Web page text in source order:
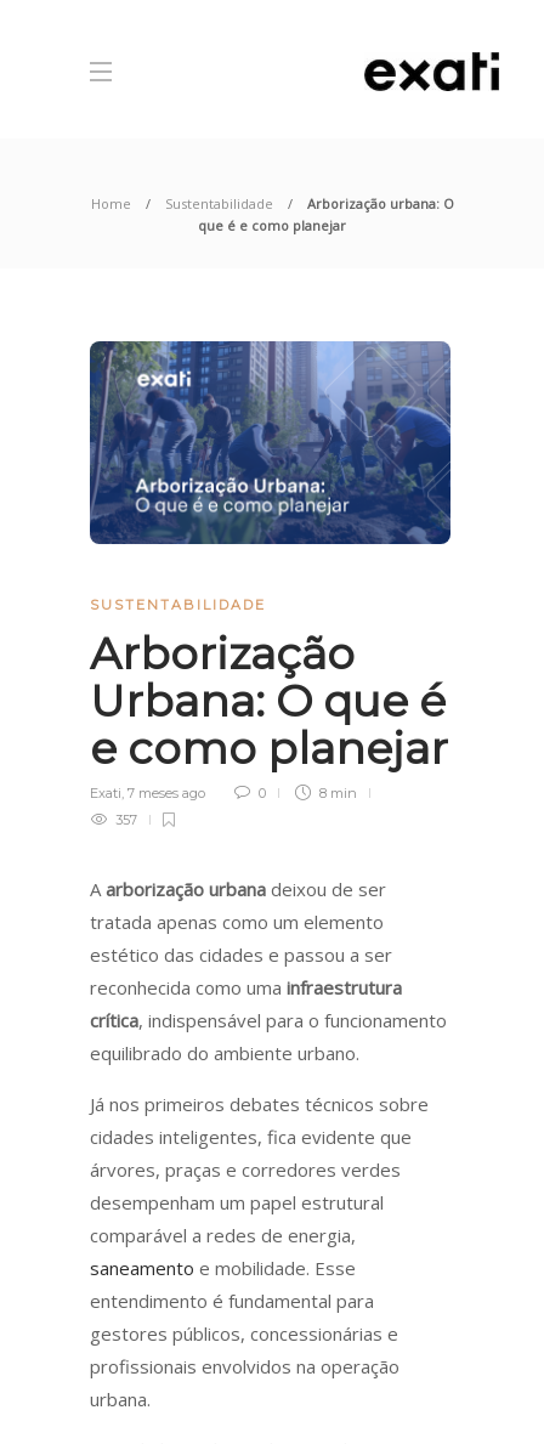
Home Sustentabilidade
Arborização urbana: O
que é e como planejar
SUSTENTABILIDADE
Arborização
Urbana: O que é
e como planejar
Exati, 7 meses ago 0
8 min
357
A arborização urbana deixou de ser
tratada apenas como um elemento
estético das cidades e passou a ser
reconhecida como uma infraestrutura
crítica, indispensável para o funcionamento
equilibrado do ambiente urbano.
Já nos primeiros debates técnicos sobre
cidades inteligentes, fica evidente que
árvores, praças e corredores verdes
desempenham um papel estrutural
comparável a redes de energia,
saneamento e mobilidade. Esse
entendimento é fundamental para
gestores públicos, concessionárias e
profissionais envolvidos na operação
urbana.